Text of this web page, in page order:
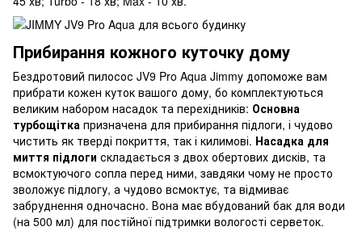
Прибирання кожного куточку дому
Бездротовий пилосос JV9 Pro Aqua Jimmy допоможе вам
прибрати кожен куток вашого дому, бо комплектуються
великим набором насадок та перехідників: Основна
турбощітка призначена для прибирання підлоги, і чудово
чистить як тверді покриття, так і килимові. Насадка для
миття підлоги складається з двох обертових дисків, та
всмоктуючого сопла перед ними, завдяки чому не просто
зволожує підлогу, а чудово всмоктує, та відмиває
забруднення одночасно. Вона має вбудований бак для води
(на 500 мл) для постійної підтримки вологості серветок.